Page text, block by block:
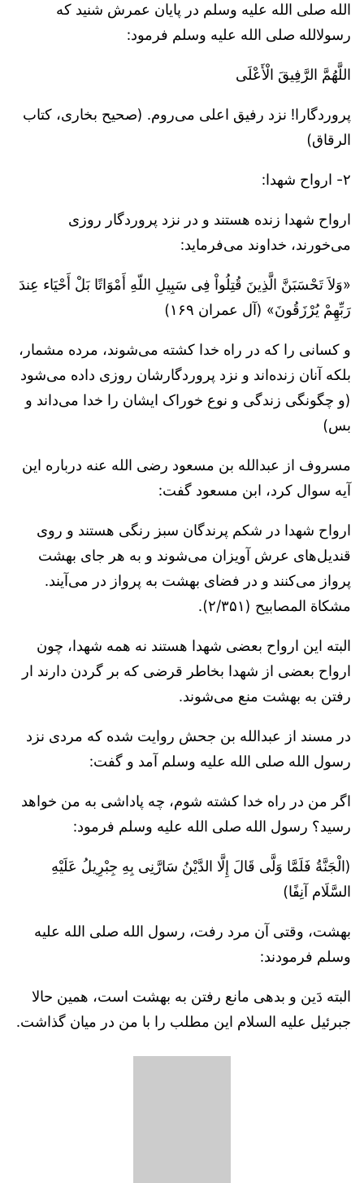
الله صلی الله علیه وسلم در پایان عمرش شنید که
رسولالله صلی الله علیه وسلم فرمود:
اللَّهُمَّ الرَّفِیقَ الْأَعْلَی
پروردگارا! نزد رفیق اعلی می‌روم. (صحیح بخاری، کتاب
الرقاق)
۲- ارواح شهدا:
ارواح شهدا زنده هستند و در نزد پروردگار روزی
می‌خورند، خداوند می‌فرماید:
«وَلاَ تَحْسَبَنَّ الَّذِینَ قُتِلُواْ فِی سَبِیلِ اللّهِ أَمْوَاتًا بَلْ أَحْیَاء عِندَ
رَبِّهِمْ یُرْزَقُونَ» (آل عمران ۱۶۹)
و کسانی را که در راه خدا کشته می‌شوند، مرده مشمار،
بلکه آنان زنده‌اند و نزد پروردگارشان روزی داده می‌شود
(و چگونگی زندگی و نوع خوراک ایشان را خدا می‌داند و
بس)
مسروف از عبدالله بن مسعود رضی الله عنه درباره این
آیه سوال کرد، ابن مسعود گفت:
ارواح شهدا در شکم پرندگان سبز رنگی هستند و روی
قندیل‌های عرش آویزان می‌شوند و به هر جای بهشت
پرواز می‌کنند و در فضای بهشت به پرواز در می‌آیند.
مشکاة المصابیح (۲/۳۵۱).
البته این ارواح بعضی شهدا هستند نه همه شهدا، چون
ارواح بعضی از شهدا بخاطر قرضی که بر گردن دارند ار
رفتن به بهشت منع می‌شوند.
در مسند از عبدالله بن جحش روایت شده که مردی نزد
رسول الله صلی الله علیه وسلم آمد و گفت:
اگر من در راه خدا کشته شوم، چه پاداشی به من خواهد
رسید؟ رسول الله صلی الله علیه وسلم فرمود:
(الْجَنَّةُ فَلَمَّا وَلَّی قَالَ إِلَّا الدَّیْنُ سَارَّنِی بِهِ جِبْرِیلُ عَلَیْهِ
السَّلَام آنِفًا)
بهشت، وقتی آن مرد رفت، رسول الله صلی الله علیه
وسلم فرمودند:
البته دَین و بدهی مانع رفتن به بهشت است، همین حالا
جبرئیل علیه السلام این مطلب را با من در میان گذاشت.